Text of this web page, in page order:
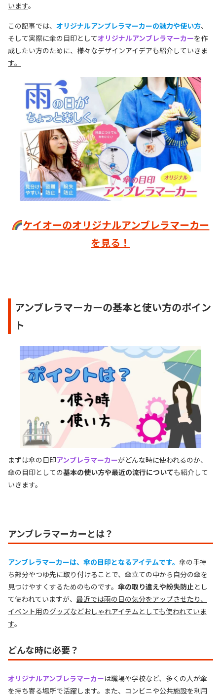
います。
この記事では、 オリジナルアンブレラマーカーの魅力や使い方、
そして実際に傘の目印としてオリジナルアンブレラマーカーを作
成したい方のために、様々なデザインアイデアも紹介していきま
す。
ケイオーのオリジナルアンブレラマーカー
を見る！
アンブレラマーカーの基本と使い方のポイン
ト
まずは傘の目印アンブレラマーカーがどんな時に使われるのか、
傘の目印としての基本の使い方や最近の流行についても紹介して
いきます。
アンブレラマーカーとは？
アンブレラマーカーは、傘の目印となるアイテムです。 傘の手持
ち部分やつゆ先に取り付けることで、傘立ての中から自分の傘を
見つけやすくするためのものです。 傘の取り違えや紛失防止とし
て使われていますが、 最近では雨の日の気分をアップさせたり、
イベント用のグッズなどおしゃれアイテムとしても使われていま
す。
どんな時に必要？
オリジナルアンブレラマーカーは職場や学校など、多くの人が傘
を持ち寄る場所で活躍します。また、コンビニや公共施設を利用